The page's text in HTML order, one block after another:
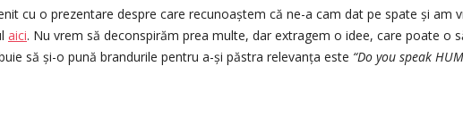
cu o prezentare despre care recunoaștem că ne-a cam dat pe spate și am
aici. Nu vrem să deconspirăm prea multe, dar extragem o idee, care poate o
să și-o pună brandurile pentru a-și păstra relevanța este “Do you speak